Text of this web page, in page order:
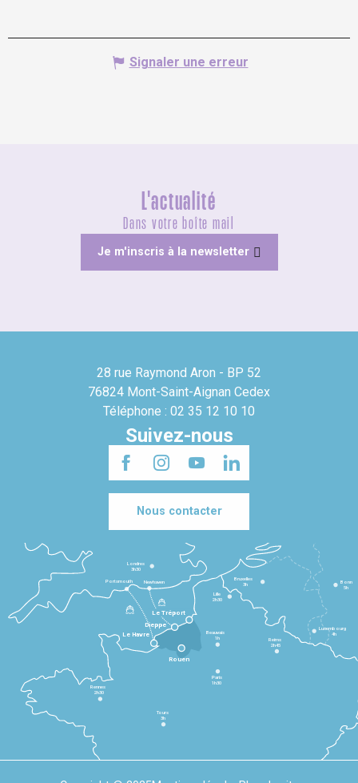
Signaler une erreur
L'actualité
Dans votre boîte mail
Je m'inscris à la newsletter
28 rue Raymond Aron - BP 52
76824 Mont-Saint-Aignan Cedex
Téléphone : 02 35 12 10 10
Suivez-nous
Nous contacter
Le Havre
Dieppe
Le Tréport
Rennes
2h30
Tours
3h
Paris
1h30
Beauvais
1h
Reims
2h45
Lille
2h30
Bruxelles
3h
Londres
3h30
Newhaven
Portsmouth
Bonn
5h
Luxembourg
4h
Rouen